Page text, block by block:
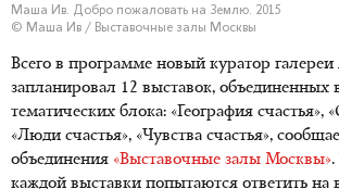
Маша Ив. Добро пожаловать на Землю. 2015
© Маша Ив / Выставочные залы Москвы
Всего в программе новый куратор
запланировал 12 выставок, объединенных
тематических блока: «География счастья»,
«Люди счастья», «Чувства счастья»,
объединения «Выставочные залы Москвы».
каждой выставки попытаются ответить на